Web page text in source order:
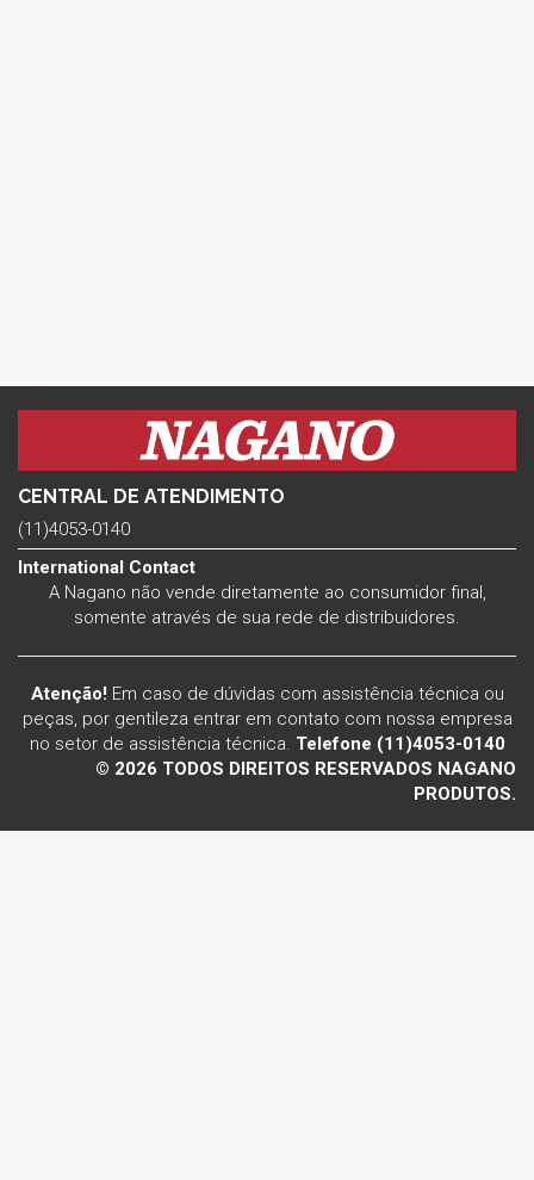
CENTRAL DE ATENDIMENTO
(11)4053-0140
International Contact
A Nagano não vende diretamente ao consumidor final,
somente através de sua rede de distribuidores.
Atenção! Em caso de dúvidas com assistência técnica ou
peças, por gentileza entrar em contato com nossa empresa
no setor de assistência técnica. Telefone (11)4053-0140
© 2026 TODOS DIREITOS RESERVADOS NAGANO
PRODUTOS.